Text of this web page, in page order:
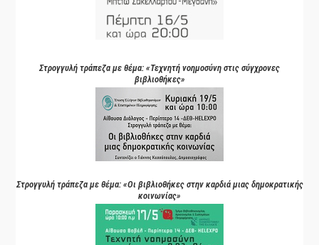
Στρογγυλή τράπεζα με θέμα: «Τεχνητή νοημοσύνη στις σύγχρονες
βιβλιοθήκες»
Στρογγυλή τράπεζα με θέμα: «Οι βιβλιοθήκες στην καρδιά μιας δημοκρατικής
κοινωνίας»